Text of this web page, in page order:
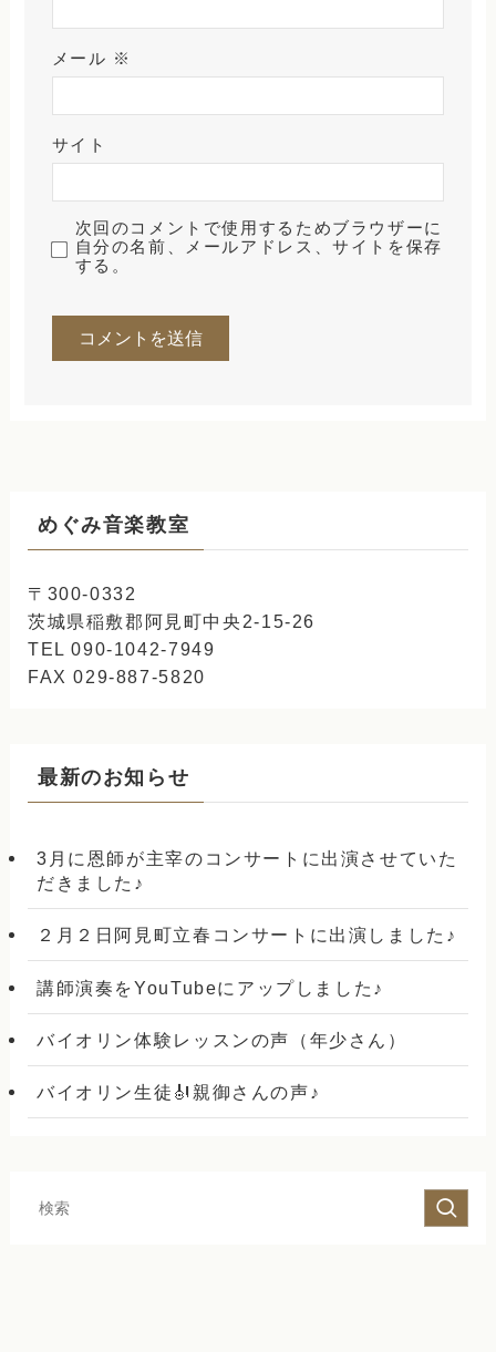
メール ※
サイト
次回のコメントで使用するためブラウザーに
自分の名前、メールアドレス、サイトを保存
する。
めぐみ音楽教室
〒300-0332
茨城県稲敷郡阿見町中央2-15-26
TEL 090-1042-7949
FAX 029-887-5820
最新のお知らせ
3月に恩師が主宰のコンサートに出演させていた
だきました♪
２月２日阿見町立春コンサートに出演しました♪
講師演奏をYouTubeにアップしました♪
バイオリン体験レッスンの声（年少さん）
バイオリン生徒🎻親御さんの声♪